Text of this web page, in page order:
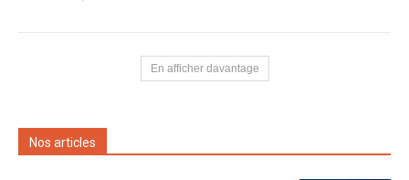
En afficher davantage
Nos articles